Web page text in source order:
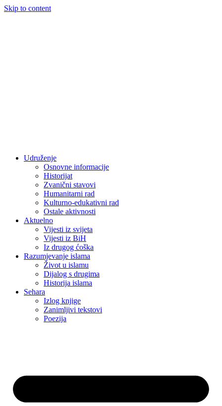
Skip to content
Udruženje
Osnovne informacije
Historijat
Zvanični stavovi
Humanitarni rad
Kulturno-edukativni rad
Ostale aktivnosti
Aktuelno
Vijesti iz svijeta
Vijesti iz BiH
Iz drugog ćoška
Razumjevanje islama
Život u islamu
Dijalog s drugima
Historija islama
Sehara
Izlog knjige
Zanimljivi tekstovi
Poezija